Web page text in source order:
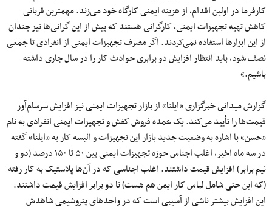
کارفرما در اولین اقدام، از هزینه ایمنی کارگاه خود می‌زند. مهمترین قربانی
کاهش تهیه تجهیزات ایمنی، کارگرانی هستند که پیش از این گرانی‌ها نیز چندان
از این ابزارها استفاده نمی‌کردند. اگر مصرف تجهیزات ایمنی از انفرادی تا جمعی
نصف شود، باید انتظار افزایش دو برابری حوادث کار را در سال جاری داشته
باشیم.»
گزارش میدانی خبرگزاری «ایلنا» از بازار تجهیزات ایمنی نیز افزایش سرسام‌آور
قیمت‌ها را تأیید می‌کند. یک عمده فروش کفش و تجهیزات ایمنی انفرادی به نام
«حسن» با اشاره به وضعیت جدید بازار این تجهیزات و البسه کار به «ایلنا» گفته
در سه ماه اخیر، اغلب اجناس حوزه تجهیزات ایمنی بین ۵۰ تا ۱۵۰ درصد (دو و
نیم برابر) افزایش قیمت داشتند. اغلب اجناسی که در آن‌ها پلاستیک به کار رفته
(که این حتی شامل لباس کار ایمن هم هست) تا دو برابر افزایش قیمت داشتند.
این افزایش بیشتر ناشی از آسیبی است که در واحدهای پتروشیمی شاهدش